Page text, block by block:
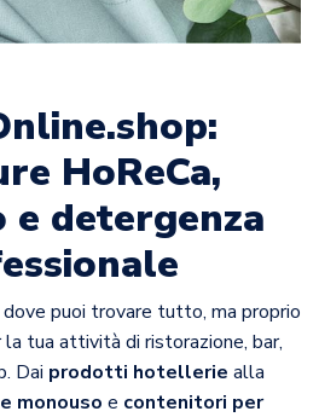
HoReCa,
e detergenza
puoi trovare tutto, ma proprio
tua attività di ristorazione, bar,
Dai prodotti hotellerie alla
monouso e contenitori per